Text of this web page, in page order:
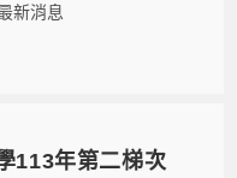
新消息
113年第二梯次